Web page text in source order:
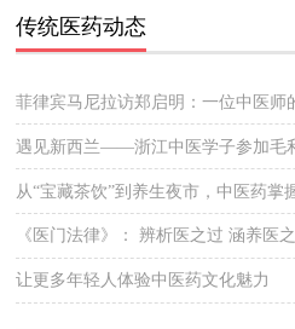
传统医药动态
菲律宾马尼拉访郑启明：一位中医师
遇见新西兰——浙江中医学子参加毛
从“宝藏茶饮”到养生夜市，中医药掌
《医门法律》： 辨析医之过 涵养医
让更多年轻人体验中医药文化魅力